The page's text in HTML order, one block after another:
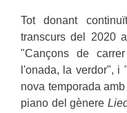
Tot donant
transcurs del 2020
"Cançons de
l'onada, la verdor", i
nova temporada
piano del gènere